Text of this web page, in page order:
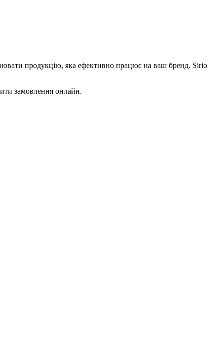
продукцію, яка ефективно працює на ваш бренд. Sirio
замовлення онлайн.